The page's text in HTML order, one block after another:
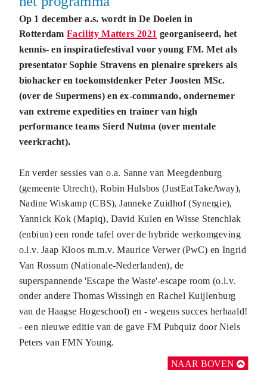
Op 1 december a.s. wordt in De Doelen in
RotterdamFacility Matters 2021 georganiseerd, het
kennis- en inspiratiefestival voor young FM. Met als
presentator Sophie Stravens en plenaire sprekers als
biohacker en toekomstdenker Peter Joosten MSc.
(over de Supermens) en ex-commando, ondernemer
van extreme expedities en trainer van high
performance teams Sierd Nutma (over mentale
veerkracht).
En verder sessies van o.a. Sanne van Meegdenburg
(gemeente Utrecht), Robin Hulsbos (JustEatTakeAway),
Nadine Wiskamp (CBS), Janneke Zuidhof (Synergie),
Yannick Kok (Mapiq), David Kulen en Wisse Stenchlak
(enbiun) een ronde tafel over de hybride werkomgeving
o.l.v. Jaap Kloos m.m.v. Maurice Verwer (PwC) en Ingrid
Van Rossum (Nationale-Nederlanden), de
superspannende 'Escape the Waste'-escape room (o.l.v.
onder andere Thomas Wissingh en Rachel Kuijlenburg
van de Haagse Hogeschool) en - wegens succes herhaald!
- een nieuwe editie van de gave FM Pubquiz door Niels
Peters van FMN Young.
NAAR BOVEN 